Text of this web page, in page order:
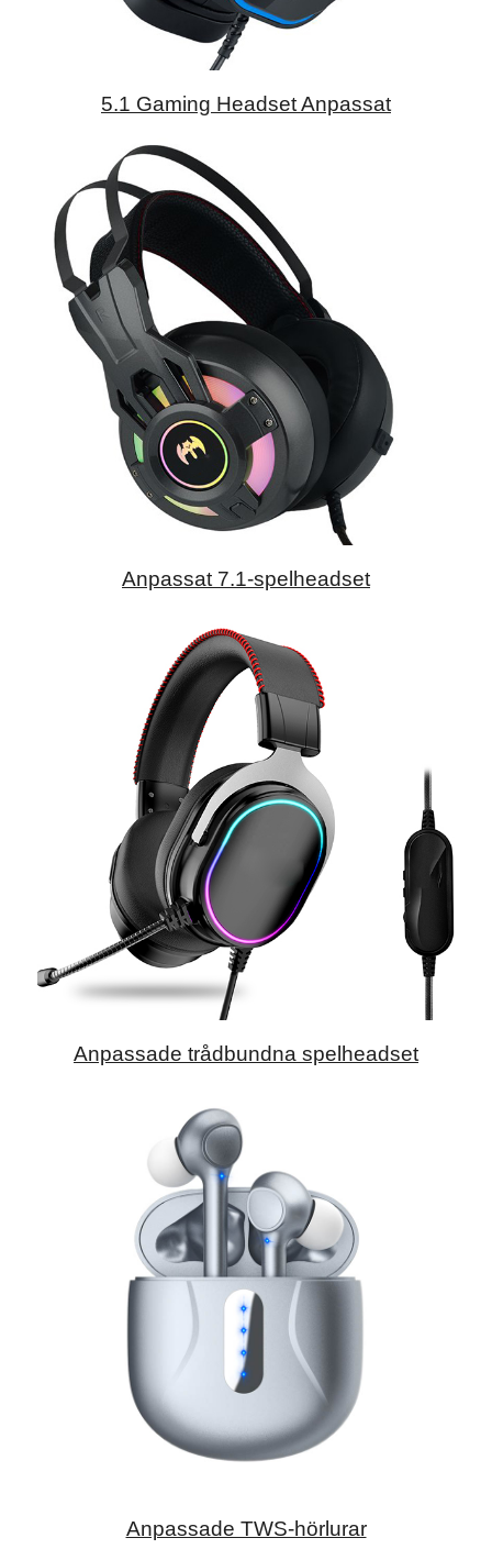
5.1 Gaming Headset Anpassat
Anpassat 7.1-spelheadset
Anpassade trådbundna spelheadset
Anpassade TWS-hörlurar